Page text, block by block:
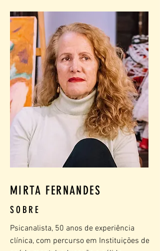
MIRTA FERNANDES
SOBRE
Psicanalista, 50 anos de experiência
clínica, com percurso em Instituições de